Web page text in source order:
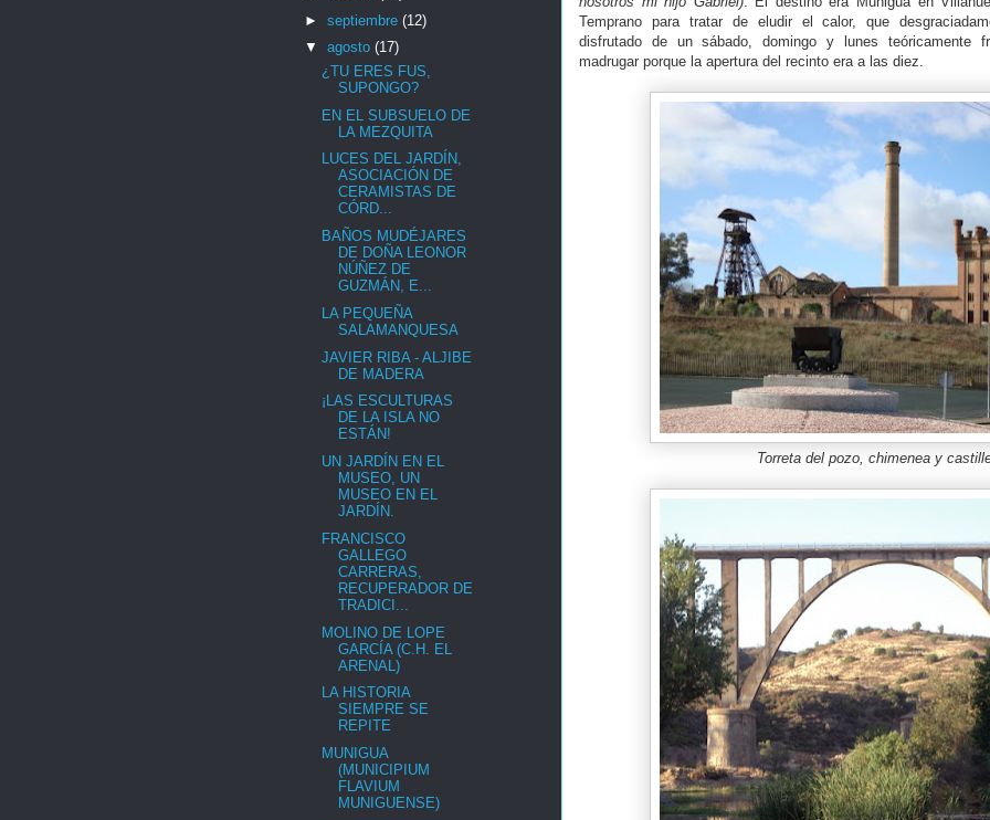
Temprano para tratar de eludir el calor, que
disfrutado de un sábado, domingo y lunes teóricamente
madrugar porque la apertura del recinto era a las diez.
Torreta del pozo, chimenea y
► septiembre (12)
▼ agosto (17)
¿TU ERES FUS,
SUPONGO?
EN EL SUBSUELO DE
LA MEZQUITA
LUCES DEL JARDÍN,
ASOCIACIÓN DE
CERAMISTAS DE
CÓRD...
BAÑOS MUDÉJARES
DE DOÑA LEONOR
NÚÑEZ DE
GUZMÁN, E...
LA PEQUEÑA
SALAMANQUESA
JAVIER RIBA - ALJIBE
DE MADERA
¡LAS ESCULTURAS
DE LA ISLA NO
ESTÁN!
UN JARDÍN EN EL
MUSEO, UN
MUSEO EN EL
JARDÍN.
FRANCISCO
GALLEGO
CARRERAS,
RECUPERADOR DE
TRADICI...
MOLINO DE LOPE
GARCÍA (C.H. EL
ARENAL)
LA HISTORIA
SIEMPRE SE
REPITE
MUNIGUA
(MUNICIPIUM
FLAVIUM
MUNIGUENSE)